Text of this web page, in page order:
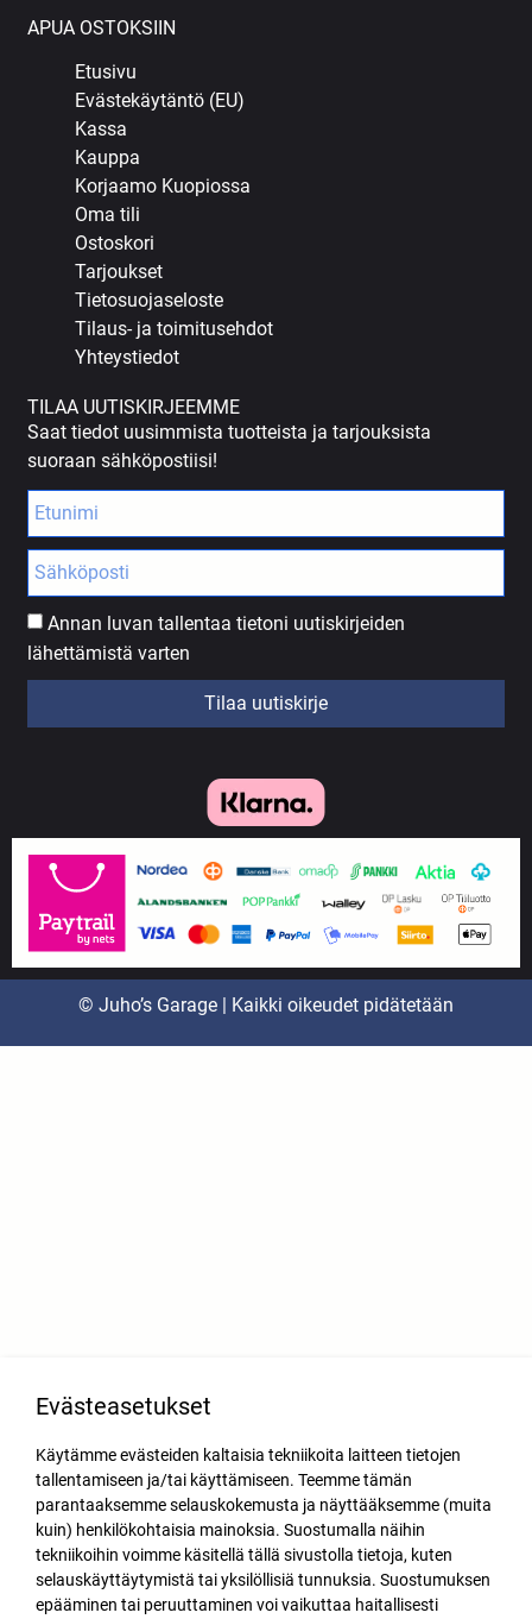
APUA OSTOKSIIN
Etusivu
Evästekäytäntö (EU)
Kassa
Kauppa
Korjaamo Kuopiossa
Oma tili
Ostoskori
Tarjoukset
Tietosuojaseloste
Tilaus- ja toimitusehdot
Yhteystiedot
TILAA UUTISKIRJEEMME
Saat tiedot uusimmista tuotteista ja tarjouksista
suoraan sähköpostiisi!
Annan luvan tallentaa tietoni uutiskirjeiden
lähettämistä varten
Tilaa uutiskirje
© Juho’s Garage | Kaikki oikeudet pidätetään
Evästeasetukset
Käytämme evästeiden kaltaisia tekniikoita laitteen tietojen
tallentamiseen ja/tai käyttämiseen. Teemme tämän
parantaaksemme selauskokemusta ja näyttääksemme (muita
kuin) henkilökohtaisia mainoksia. Suostumalla näihin
tekniikoihin voimme käsitellä tällä sivustolla tietoja, kuten
selauskäyttäytymistä tai yksilöllisiä tunnuksia. Suostumuksen
epääminen tai peruuttaminen voi vaikuttaa haitallisesti